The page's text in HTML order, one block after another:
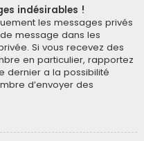
indésirables !
les messages privés
message dans les
Si vous recevez des
en particulier, rapportez
dernier a la possibilité
d’envoyer des